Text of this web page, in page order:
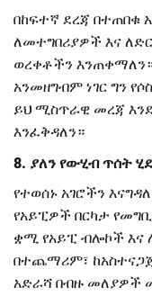
በከፍተኛ ደረጃ በተጠበቁ
ለመተግበሪያዎች እና
ወረቀቶችን
አንመዘግብም ነገር ግን
ይህ ሚስጥራዊ መረጃ
እንፈቅዳለን።
8. ያለን የውሂብ ጥሰት
የተወሰኑ አገሮችን
የአይፒዎች በርካታ
ቋሚ የአይፒ ብሎኮች እና
በተጨማሪም፣
አድራሻ በብዙ መለያዎች